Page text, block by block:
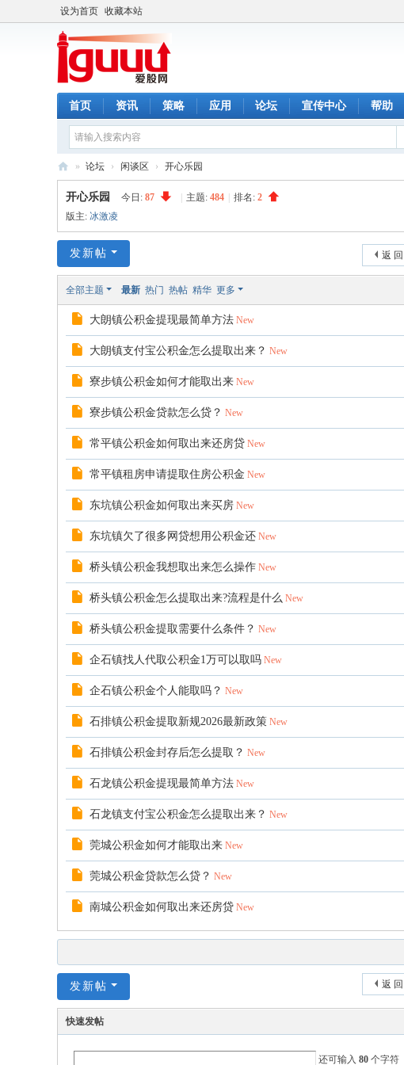
设为首页 收藏本站
首页 资讯 策略 应用 论坛 宣传中心 帮助
爱
股
网
» 论坛 › 闲谈区 › 开心乐园
开心乐园 今日: 87 主题: 484 排名: 2
版主: 冰激凌
返 回
发新帖
全部主题 最新 热门 热帖 精华 更多
大朗镇公积金提现最简单方法 New
大朗镇支付宝公积金怎么提取出来？ New
寮步镇公积金如何才能取出来 New
寮步镇公积金贷款怎么贷？ New
常平镇公积金如何取出来还房贷 New
常平镇租房申请提取住房公积金 New
东坑镇公积金如何取出来买房 New
东坑镇欠了很多网贷想用公积金还 New
桥头镇公积金我想取出来怎么操作 New
桥头镇公积金怎么提取出来?流程是什么 New
桥头镇公积金提取需要什么条件？ New
企石镇找人代取公积金1万可以取吗 New
企石镇公积金个人能取吗？ New
石排镇公积金提取新规2026最新政策 New
石排镇公积金封存后怎么提取？ New
石龙镇公积金提现最简单方法 New
石龙镇支付宝公积金怎么提取出来？ New
莞城公积金如何才能取出来 New
莞城公积金贷款怎么贷？ New
南城公积金如何取出来还房贷 New
返 回
发新帖
快速发帖
还可输入 80 个字符